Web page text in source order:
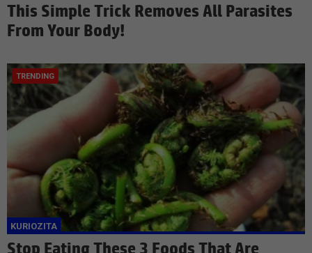
This Simple Trick Removes All Parasites
From Your Body!